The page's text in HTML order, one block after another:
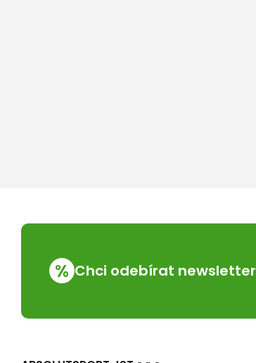
% Chci odebírat newsletter